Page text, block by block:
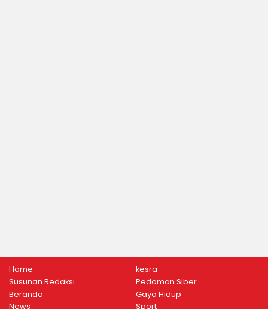
Home
Susunan Redaksi
Beranda
News
kesra
Pedoman Siber
Gaya Hidup
Sport